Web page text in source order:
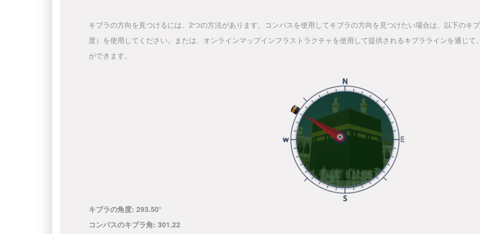
キブラの方向を見つけるには、2つの方法があります。コンパスを使用してキブラの方向を見つけたい場合は、以下のキ
度）を使用してください。または、オンラインマップインフラストラクチャを使用して提供されるキブララインを通じて
ができます。
キブラの角度: 293.50°
コンパスのキブラ角: 301.22